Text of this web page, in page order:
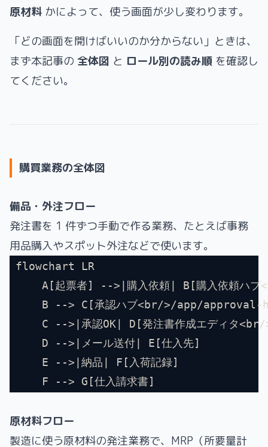
原材料 かによって、使う画面が少し変わります。
「どの画面を開けばいいのか分からない」ときは、
まず本記事の 全体図 と ロール別の読み順 を確認し
てください。
購買業務の全体図
備品・外注フロー
発注書を 1 件ずつ手動で作る業務、たとえば事務
用品購入やスポット外注などで使います。
flowchart LR
A[起票者] -->|購入依頼| B[購入依頼ハ
B --> C[承認ハブ<br/>/app/approval-
C -->|承認OK| D[発注書作成エディタ
    D -->|メール送付| E[仕入先]
    E -->|納品| F[入荷記録]
    F --> G[仕入請求書]
原材料フロー
製造に使う原材料の発注業務で、MRP（所要量計